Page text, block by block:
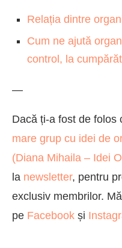
Relația dintre
Cum ne ajută
control, la
—
Dacă ți-a fost de folos
mare grup cu idei de
(Diana Mihaila – Idei
la newsletter, pentru
exclusiv membrilor.
pe Facebook și